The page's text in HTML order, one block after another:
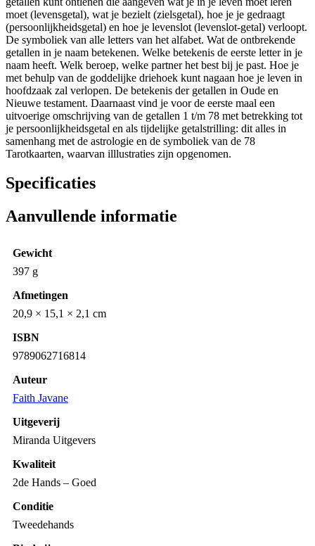
moet (levensgetal), wat je bezielt (zielsgetal), hoe je je gedraagt
(persoonlijkheidsgetal) en hoe je levenslot (levenslot-getal) verloopt.
De symboliek van alle letters van het alfabet. Wat de ontbrekende
getallen in je naam betekenen. Welke betekenis de eerste letter in je
naam heeft. Welk beroep, welke partner het best bij je past. Hoe je
met behulp van de goddelijke driehoek kunt nagaan hoe je leven in
hoofdzaak zal verlopen. De betekenis der getallen in Oude en
Nieuwe testament. Daarnaast vind je voor de eerste maal een
uitvoerige omschrijving van de getallen 1 t/m 78 met betrekking tot
je persoonlijkheidsgetal en als tijdelijke getalstrilling: dit alles in
samenhang met de astrologie en de symboliek van de 78
Tarotkaarten, waarvan illlustraties zijn opgenomen.
Specificaties
Aanvullende informatie
Gewicht
397 g
Afmetingen
20,9 × 15,1 × 2,1 cm
ISBN
9789062716814
Auteur
Faith Javane
Uitgeverij
Miranda Uitgevers
Kwaliteit
2de Hands – Goed
Conditie
Tweedehands